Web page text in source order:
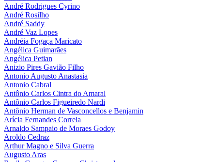
André Rodrigues Cyrino
André Rosilho
André Saddy
André Vaz Lopes
Andréia Fogaça Maricato
Angélica Guimarães
Angélica Petian
Anizio Pires Gavião Filho
Antonio Augusto Anastasia
Antonio Cabral
Antônio Carlos Cintra do Amaral
Antônio Carlos Figueiredo Nardi
Antônio Herman de Vasconcellos e Benjamin
Arícia Fernandes Correia
Arnaldo Sampaio de Moraes Godoy
Aroldo Cedraz
Arthur Magno e Silva Guerra
Augusto Aras